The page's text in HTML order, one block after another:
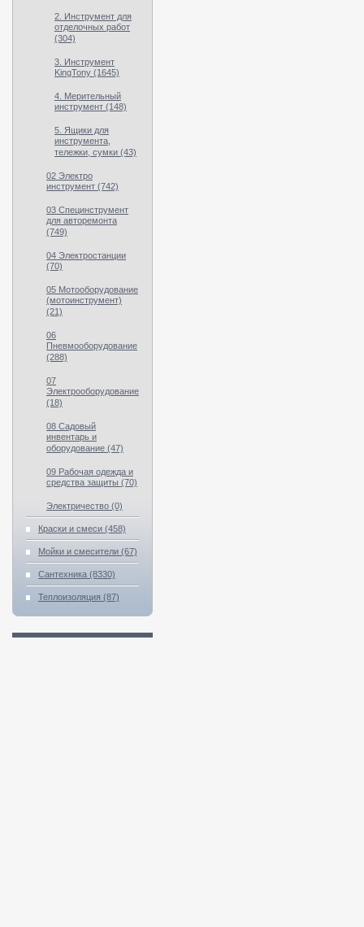
2. Инструмент для
отделочных работ
(304)
3. Инструмент
KingTony (1645)
4. Мерительный
инструмент (148)
5. Ящики для
инструмента,
тележки, сумки (43)
02 Электро
инструмент (742)
03 Специнструмент
для авторемонта
(749)
04 Электростанции
(70)
05 Мотооборудование
(мотоинструмент)
(21)
06
Пневмооборудование
(288)
07
Электрооборудование
(18)
08 Садовый
инвентарь и
оборудование (47)
09 Рабочая одежда и
средства защиты (70)
Электричество (0)
Краски и смеси (458)
Мойки и смесители (67)
Сантехника (8330)
Теплоизоляция (87)